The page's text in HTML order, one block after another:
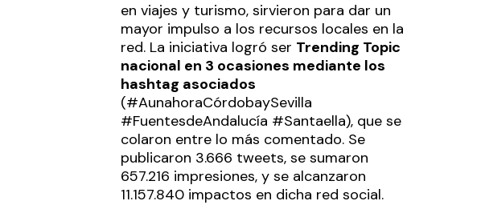
en viajes y turismo, sirvieron para dar un
mayor impulso a los recursos locales en la
red. La iniciativa logró ser Trending Topic
nacional en 3 ocasiones mediante los
hashtag asociados
(#AunahoraCórdobaySevilla
#FuentesdeAndalucía #Santaella), que se
colaron entre lo más comentado. Se
publicaron 3.666 tweets, se sumaron
657.216 impresiones, y se alcanzaron
11.157.840 impactos en dicha red social.